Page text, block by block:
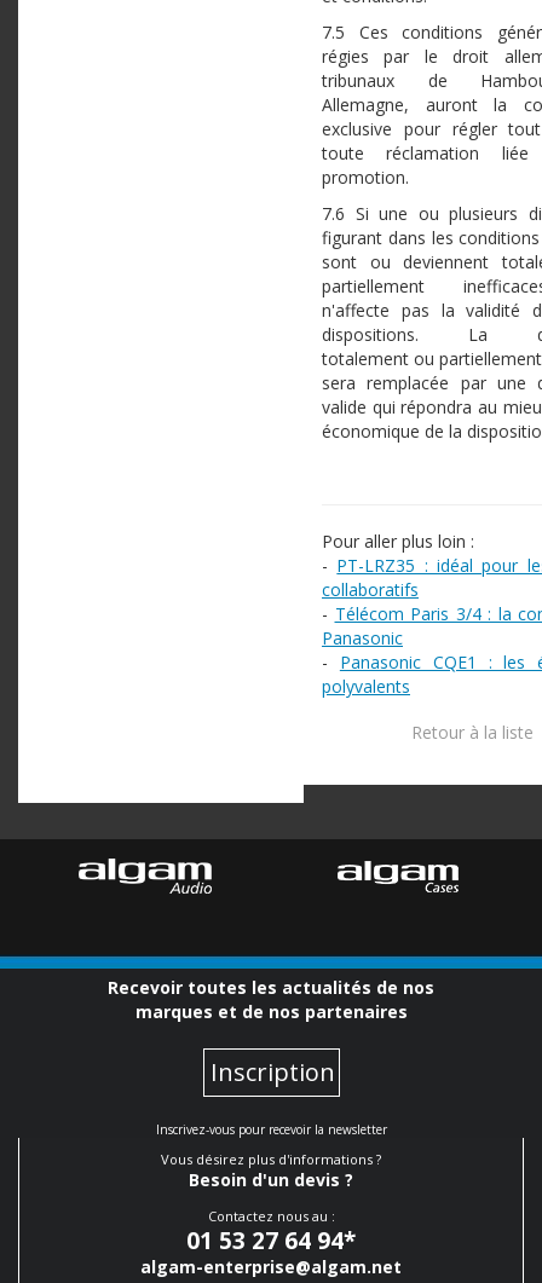
7.5 Ces conditions
régies par le droit
tribunaux de
Allemagne, auront la
exclusive pour régler
toute réclamation
promotion.
7.6 Si une ou plusieurs
figurant dans les
sont ou deviennent
partiellement
n'affecte pas la validité
dispositions. La
totalement ou
sera remplacée par une
valide qui répondra au
économique de la
Pour aller plus loin :
- PT-LRZ35 : idéal pour
collaboratifs
- Télécom Paris 3/4 : la
Panasonic
- Panasonic CQE1 : les
polyvalents
Retour à la liste
Recevoir toutes les actualités de nos
marques et de nos partenaires
Inscription
Inscrivez-vous pour recevoir la newsletter
Vous désirez plus d'informations ?
Besoin d'un devis ?
Contactez nous au :
01 53 27 64 94*
algam-enterprise@algam.net